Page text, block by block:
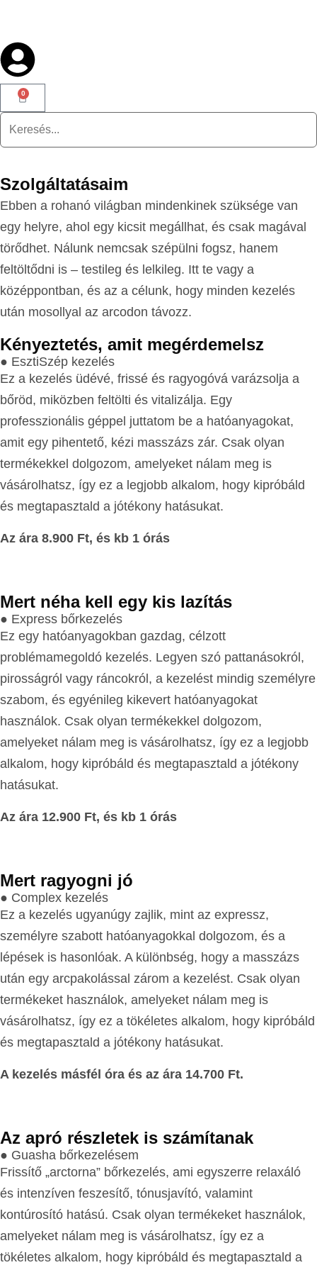
0
Szolgáltatásaim
Ebben a rohanó világban mindenkinek szüksége van
egy helyre, ahol egy kicsit megállhat, és csak magával
törődhet. Nálunk nemcsak szépülni fogsz, hanem
feltöltődni is – testileg és lelkileg. Itt te vagy a
középpontban, és az a célunk, hogy minden kezelés
után mosollyal az arcodon távozz.
Kényeztetés, amit megérdemelsz
● EsztiSzép kezelés
Ez a kezelés üdévé, frissé és ragyogóvá varázsolja a
bőröd, miközben feltölti és vitalizálja. Egy
professzionális géppel juttatom be a hatóanyagokat,
amit egy pihentető, kézi masszázs zár. Csak olyan
termékekkel dolgozom, amelyeket nálam meg is
vásárolhatsz, így ez a legjobb alkalom, hogy kipróbáld
és megtapasztald a jótékony hatásukat.
Az ára 8.900 Ft, és kb 1 órás
Mert néha kell egy kis lazítás
● Express bőrkezelés
Ez egy hatóanyagokban gazdag, célzott
problémamegoldó kezelés. Legyen szó pattanásokról,
pirosságról vagy ráncokról, a kezelést mindig személyre
szabom, és egyénileg kikevert hatóanyagokat
használok. Csak olyan termékekkel dolgozom,
amelyeket nálam meg is vásárolhatsz, így ez a legjobb
alkalom, hogy kipróbáld és megtapasztald a jótékony
hatásukat.
Az ára 12.900 Ft, és kb 1 órás
Mert ragyogni jó
● Complex kezelés
Ez a kezelés ugyanúgy zajlik, mint az expressz,
személyre szabott hatóanyagokkal dolgozom, és a
lépések is hasonlóak. A különbség, hogy a masszázs
után egy arcpakolással zárom a kezelést. Csak olyan
termékeket használok, amelyeket nálam meg is
vásárolhatsz, így ez a tökéletes alkalom, hogy kipróbáld
és megtapasztald a jótékony hatásukat.
A kezelés másfél óra és az ára 14.700 Ft.
Az apró részletek is számítanak
● Guasha bőrkezelésem
Frissítő „arctorna” bőrkezelés, ami egyszerre relaxáló
és intenzíven feszesítő, tónusjavító, valamint
kontúrosító hatású. Csak olyan termékeket használok,
amelyeket nálam meg is vásárolhatsz, így ez a
tökéletes alkalom, hogy kipróbáld és megtapasztald a